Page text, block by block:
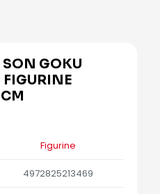
GOKU
FIGURINE
Figurine
4972825213469